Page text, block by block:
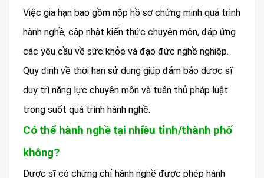
Việc gia hạn bao gồm nộp hồ sơ chứng minh quá trình
hành nghề, cập nhật kiến thức chuyên môn, đáp ứng
các yêu cầu về sức khỏe và đạo đức nghề nghiệp.
Quy định về thời hạn sử dụng giúp đảm bảo dược sĩ
duy trì năng lực chuyên môn và tuân thủ pháp luật
trong suốt quá trình hành nghề.
Có thể hành nghề tại nhiều tỉnh/thành phố
không?
Dược sĩ có chứng chỉ hành nghề được phép hành